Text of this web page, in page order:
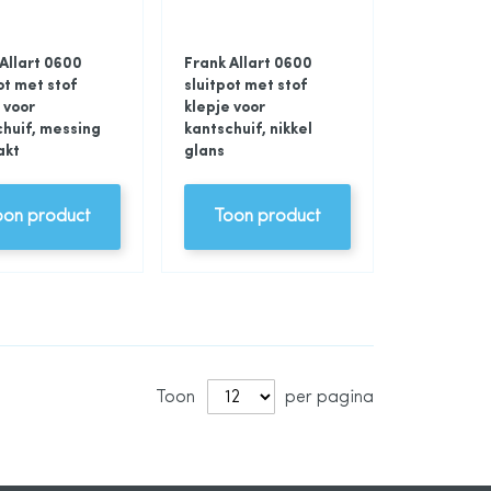
Allart 0600
met stof
voor
messing
product
Frank Allart 0600
sluitpot met stof
klepje voor
kantschuif, nikkel
glans
Toon product
Toon per pagina